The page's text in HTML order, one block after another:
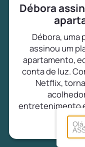
Débora
Débora, uma
assinou um
apartamento,
conta de luz.
Netflix,
entretenimento